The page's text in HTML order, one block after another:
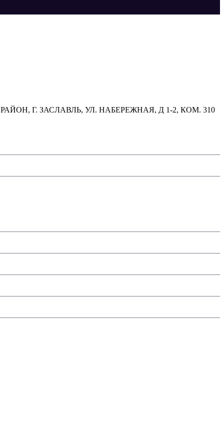
Г. ЗАСЛАВЛЬ, УЛ. НАБЕРЕЖНАЯ, Д 1-2, КОМ. 310